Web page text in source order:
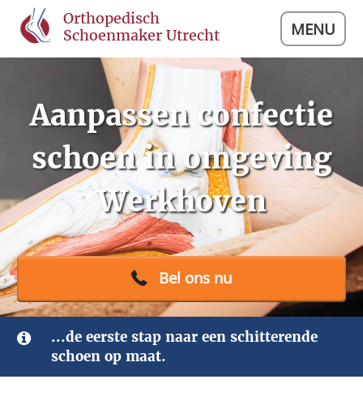
Orthopedisch
Schoenmaker Utrecht
MENU
Aanpassen confectie
schoen in omgeving
Werkhoven
Bel ons nu
...de eerste stap naar een schitterende
schoen op maat.